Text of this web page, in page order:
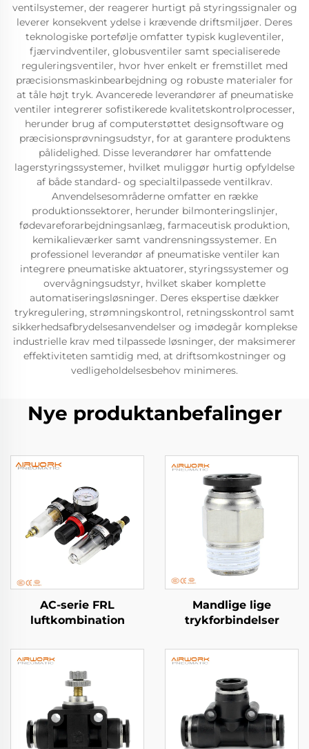
ventilsystemer, der reagerer hurtigt på styringssignaler og
leverer konsekvent ydelse i krævende driftsmiljøer. Deres
teknologiske portefølje omfatter typisk kugleventiler,
fjærvindventiler, globusventiler samt specialiserede
reguleringsventiler, hvor hver enkelt er fremstillet med
præcisionsmaskinbearbejdning og robuste materialer for
at tåle højt tryk. Avancerede leverandører af pneumatiske
ventiler integrerer sofistikerede kvalitetskontrolprocesser,
herunder brug af computerstøttet designsoftware og
præcisionsprøvningsudstyr, for at garantere produktens
pålidelighed. Disse leverandører har omfattende
lagerstyringssystemer, hvilket muliggør hurtig opfyldelse
af både standard- og specialtilpassede ventilkrav.
Anvendelsesområderne omfatter en række
produktionssektorer, herunder bilmonteringslinjer,
fødevareforarbejdningsanlæg, farmaceutisk produktion,
kemikalieværker samt vandrensningssystemer. En
professionel leverandør af pneumatiske ventiler kan
integrere pneumatiske aktuatorer, styringssystemer og
overvågningsudstyr, hvilket skaber komplette
automatiseringsløsninger. Deres ekspertise dækker
trykregulering, strømningskontrol, retningsskontrol samt
sikkerhedsafbrydelsesanvendelser og imødegår komplekse
industrielle krav med tilpassede løsninger, der maksimerer
effektiviteten samtidig med, at driftsomkostninger og
vedligeholdelsesbehov minimeres.
Nye produktanbefalinger
AC-serie FRL
luftkombination
Mandlige lige
trykforbindelser